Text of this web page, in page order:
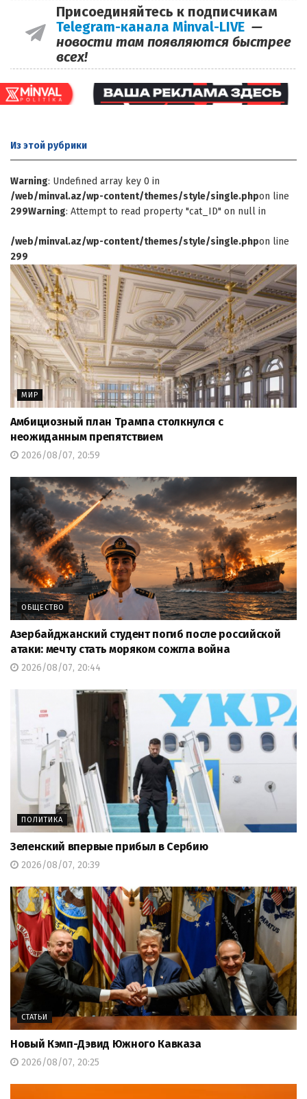
Присоединяйтесь к подписчикам
Telegram-канала Minval-LIVE —
новости там появляются быстрее
всех!
Из этой рубрики
Warning: Undefined array key 0 in
/web/minval.az/wp-content/themes/style/single.phpon line
299Warning: Attempt to read property "cat_ID" on null in
/web/minval.az/wp-content/themes/style/single.phpon line
299
МИР
Амбициозный план Трампа столкнулся с
неожиданным препятствием
2026/08/07, 20:59
ОБЩЕСТВО
Азербайджанский студент погиб после российской
атаки: мечту стать моряком сожгла война
2026/08/07, 20:44
ПОЛИТИКА
Зеленский впервые прибыл в Сербию
2026/08/07, 20:39
СТАТЬИ
Новый Кэмп-Дэвид Южного Кавказа
2026/08/07, 20:25